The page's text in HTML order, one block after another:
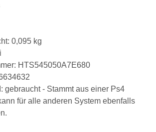
0,095 kg
HTS545050A7E680
gebraucht - Stammt aus einer Ps4
für alle anderen System ebenfalls